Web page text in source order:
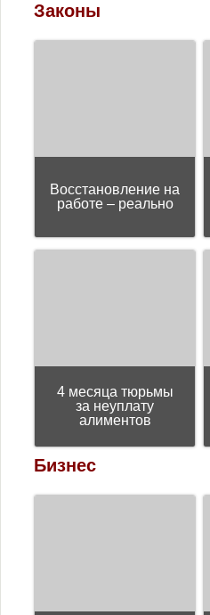
Законы
Восстановление на
работе – реально
4 месяца тюрьмы
за неуплату
алиментов
Бизнес